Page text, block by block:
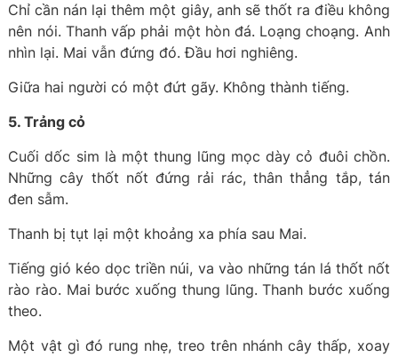
Chỉ cần nán lại thêm một giây, anh sẽ thốt ra điều không
nên nói. Thanh vấp phải một hòn đá. Loạng choạng. Anh
nhìn lại. Mai vẫn đứng đó. Đầu hơi nghiêng.
Giữa hai người có một đứt gãy. Không thành tiếng.
5. Trảng cỏ
Cuối dốc sim là một thung lũng mọc dày cỏ đuôi chồn.
Những cây thốt nốt đứng rải rác, thân thẳng tắp, tán
đen sẫm.
Thanh bị tụt lại một khoảng xa phía sau Mai.
Tiếng gió kéo dọc triền núi, va vào những tán lá thốt nốt
rào rào. Mai bước xuống thung lũng. Thanh bước xuống
theo.
Một vật gì đó rung nhẹ, treo trên nhánh cây thấp, xoay